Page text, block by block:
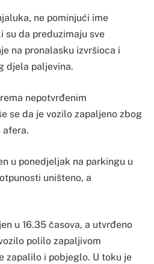
ne pominjući ime
su da preduzimaju sve
na pronalasku izvršioca i
djela paljevina.
nepotvrđenim
se da je vozilo zapaljeno zbog
afera.
u ponedjeljak na parkingu u
uništeno, a
u 16.35 časova, a utvrđeno
polilo zapaljivom
zapalilo i pobjeglo. U toku je